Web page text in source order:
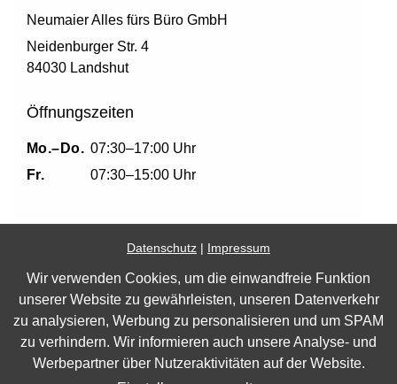
Neumaier Alles fürs Büro GmbH
Neidenburger Str. 4
84030 Landshut
Öffnungszeiten
Mo.–Do. 07:30–17:00 Uhr
Fr.
07:30–15:00 Uhr
Impressum
Datenschutz
Barrierefreiheit
Cookie Einstellungen
Datenschutz | Impressum
Wir verwenden Cookies, um die einwandfreie Funktion
unserer Website zu gewährleisten, unseren Datenverkehr
zu analysieren, Werbung zu personalisieren und um SPAM
zu verhindern. Wir informieren auch unsere Analyse- und
Werbepartner über Nutzeraktivitäten auf der Website.